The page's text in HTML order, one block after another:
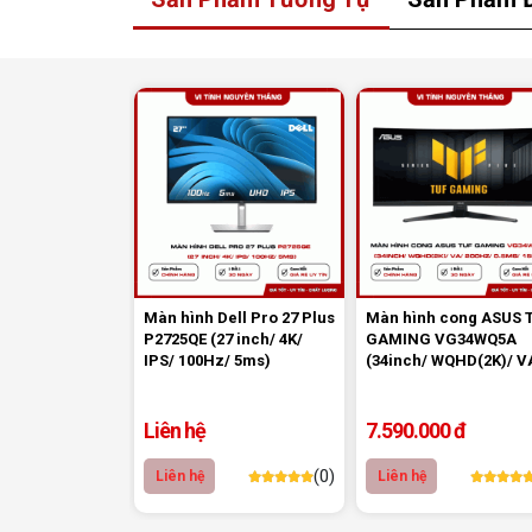
Màn Hình Asus ProArt PA27JCV
là lựa
sắc, độ phân giải cao và thiết kế hiện đại.
năng công thái học, đây là công cụ hỗ trợ đắc
Màn hình Dell Pro 27 Plus
P2725QE (27 inch/ 4K/
IPS/ 100Hz/ 5ms)
Liên hệ
Liên hệ (0)
Màn hình cong ASUS
GAMING VG34WQ5A
(34inch/ WQHD(2K)/
7.590.000 đ
Liên hệ